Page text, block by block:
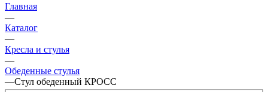
Главная
—
Каталог
—
Кресла и стулья
—
Обеденные стулья
—Стул обеденный КРОСС